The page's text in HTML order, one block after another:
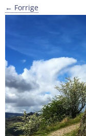
← Forrige